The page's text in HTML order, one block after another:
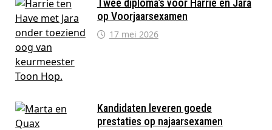
Twee diploma’s voor Harrie en Jara
op Voorjaarsexamen
17 mei 2026
Kandidaten leveren goede
prestaties op najaarsexamen